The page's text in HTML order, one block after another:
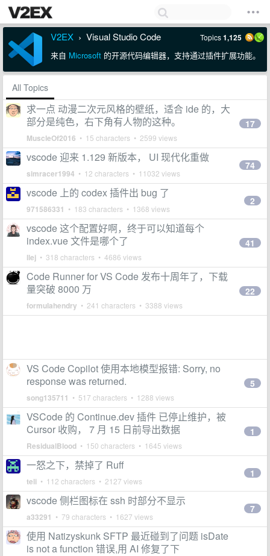
V2EX › Visual Studio Code Topics1,125
来自 Microsoft 的开源代码编辑器，支持通过插件扩展功能。
All Topics
求一点 动漫二次元风格的壁纸，适合 ide 的，大
部分是纯色，右下角有人物的这种。
MuscleOf2016 • 15 characters • 2599 views
17
vscode 迎来 1.129 新版本， UI 现代化重做
simracer1994 • 12 characters • 11032 views
74
vscode 上的 codex 插件出 bug 了
971586331 • 183 characters • 1368 views
2
vscode 这个配置好啊，终于可以知道每个
index.vue 文件是哪个了
llej • 318 characters • 4686 views
41
Code Runner for VS Code 发布十周年了，下载
量突破 8000 万
formulahendry • 241 characters • 3388 views
22
VS Code Copilot 使用本地模型报错: Sorry, no
response was returned.
song135711 • 517 characters • 1288 views
5
VSCode 的 Continue.dev 插件 已停止维护，被
Cursor 收购， 7 月 15 日前导出数据
ResidualBlood • 150 characters • 1645 views
1
一怒之下，禁掉了 Ruff
teli • 112 characters • 2127 views
1
vscode 侧栏图标在 ssh 时部分不显示
a33291 • 79 characters • 1627 views
7
使用 Natizyskunk SFTP 最近碰到了问题 isDate
is not a function 错误,用 AI 修复了下